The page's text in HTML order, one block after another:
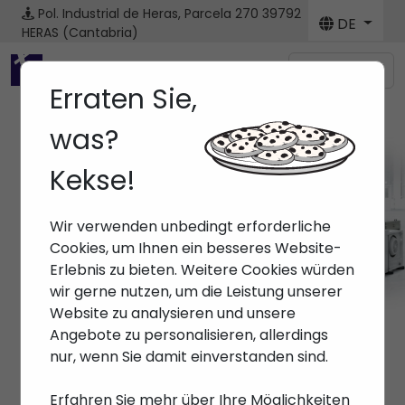
Pol. Industrial de Heras, Parcela 270 39792
HERAS (Cantabria)
DE
Menú
Erraten Sie,
was?
Kekse!
Wir verwenden unbedingt erforderliche
Cookies, um Ihnen ein besseres Website-
Erlebnis zu bieten. Weitere Cookies würden
wir gerne nutzen, um die Leistung unserer
Website zu analysieren und unsere
Angebote zu personalisieren, allerdings
nur, wenn Sie damit einverstanden sind.
Erfahren Sie mehr über Ihre Möglichkeiten